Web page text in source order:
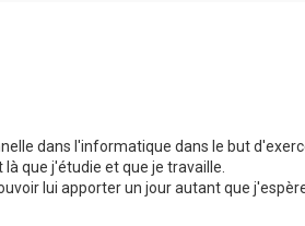
dans l'informatique dans le but
que j'étudie et que je travaille.
lui apporter un jour autant que